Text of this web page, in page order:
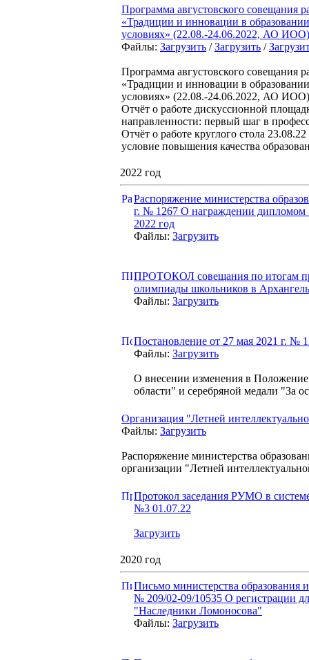
Программа августовского совещания
«Традиции и инновации в
условиях» (22.08.-24.06.2022, АО ИОО)
Файлы: Загрузить /Загрузить /
Программа августовского совещания
«Традиции и инновации в
условиях» (22.08.-24.06.2022, АО ИОО)
Отчёт о работе дискуссионной
направленности: первый шаг в
Отчёт о работе круглого стола
условие повышения качества
2022 год
Распоряжение министерства
г. № 1267 О награждении дипломом
2022 год
Файлы: Загрузить
ПРОТОКОЛ совещания по итогам
олимпиады школьников в
Файлы: Загрузить
Постановление от 27 мая 2021 г. №
Файлы: Загрузить
О внесении изменения в
области" и серебряной медали "За
Организация "Летней
Файлы: Загрузить
Распоряжение министерства
организации "Летней
Протокол заседания РУМО в
№3 01.07.22
Загрузить
2020 год
Письмо министерства образования
№ 209/02-09/10535 О регистрации
"Наследники Ломоносова"
Файлы: Загрузить